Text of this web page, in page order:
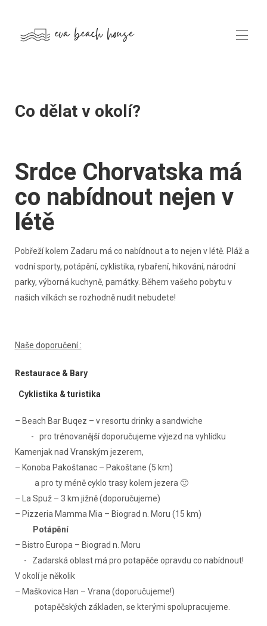
Vily
Vybavení
Co dělat v okolí?
Srdce Chorvatska má
co nabídnout nejen v
létě
Pobřeží kolem Zadaru má co nabídnout a to nejen v létě. Pláž a
vodní sporty, potápění, cyklistika, rybaření, hikování, národní
parky, výborná kuchyně, památky. Během vašeho pobytu v
našich vilkách se rozhodně nudit nebudete!
Naše doporučení :
Restaurace & Bary
Cyklistika & turistika
– Beach Bar Buqez – v resortu drinky a sandwiche
- pro trénovanější doporučujeme výjezd na vyhlídku
Kamenjak nad Vranským jezerem,
– Konoba Pakoštanac – Pakoštane (5 km)
a pro ty méně cyklo trasy kolem jezera 🙂
– La Spuž – 3 km jižně (doporučujeme)
– Pizzeria Mamma Mia – Biograd n. Moru (15 km)
Potápění
– Bistro Europa – Biograd n. Moru
- Zadarská oblast má pro potapěče opravdu co nabídnout!
V okolí je několik
– Maškovica Han – Vrana (doporučujeme!)
potapěčských základen, se kterými spolupracujeme.